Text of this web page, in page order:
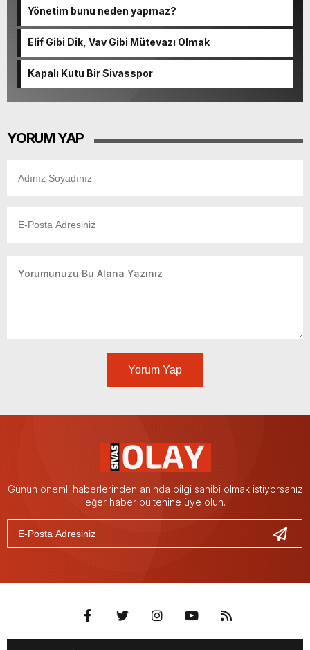
Yönetim bunu neden yapmaz?
Elif Gibi Dik, Vav Gibi Mütevazı Olmak
Kapalı Kutu Bir Sivasspor
YORUM YAP
Yorum Yap
Günün önemli haberlerinden anında bilgi sahibi olmak istiyorsanız
eğer haber bültenine üye olun.